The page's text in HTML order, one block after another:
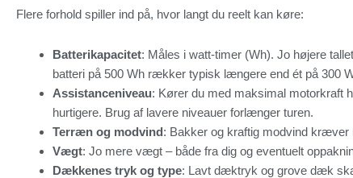
Flere forhold spiller ind på, hvor langt du reelt kan køre:
Batterikapacitet: Måles i watt-timer (Wh). Jo højere
batteri på 500 Wh rækker typisk længere end ét på 300
Assistanceniveau: Kører du med maksimal motorkraft
hurtigere. Brug af lavere niveauer forlænger turen.
Terræn og modvind: Bakker og kraftig modvind kræver
Vægt: Jo mere vægt – både fra dig og eventuelt
Dækkenes tryk og type: Lavt dæktryk og grove dæk